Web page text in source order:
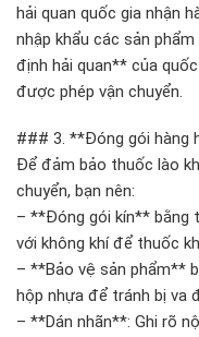
hải quan quốc gia nhận
nhập khẩu các sản
định hải quan** của
được phép vận chuyển.
### 3. **Đóng gói hàng
Để đảm bảo thuốc lào
chuyển, bạn nên:
– **Đóng gói kín** bằng
với không khí để thuốc
– **Bảo vệ sản phẩm**
hộp nhựa để tránh bị va
– **Dán nhãn**: Ghi rõ